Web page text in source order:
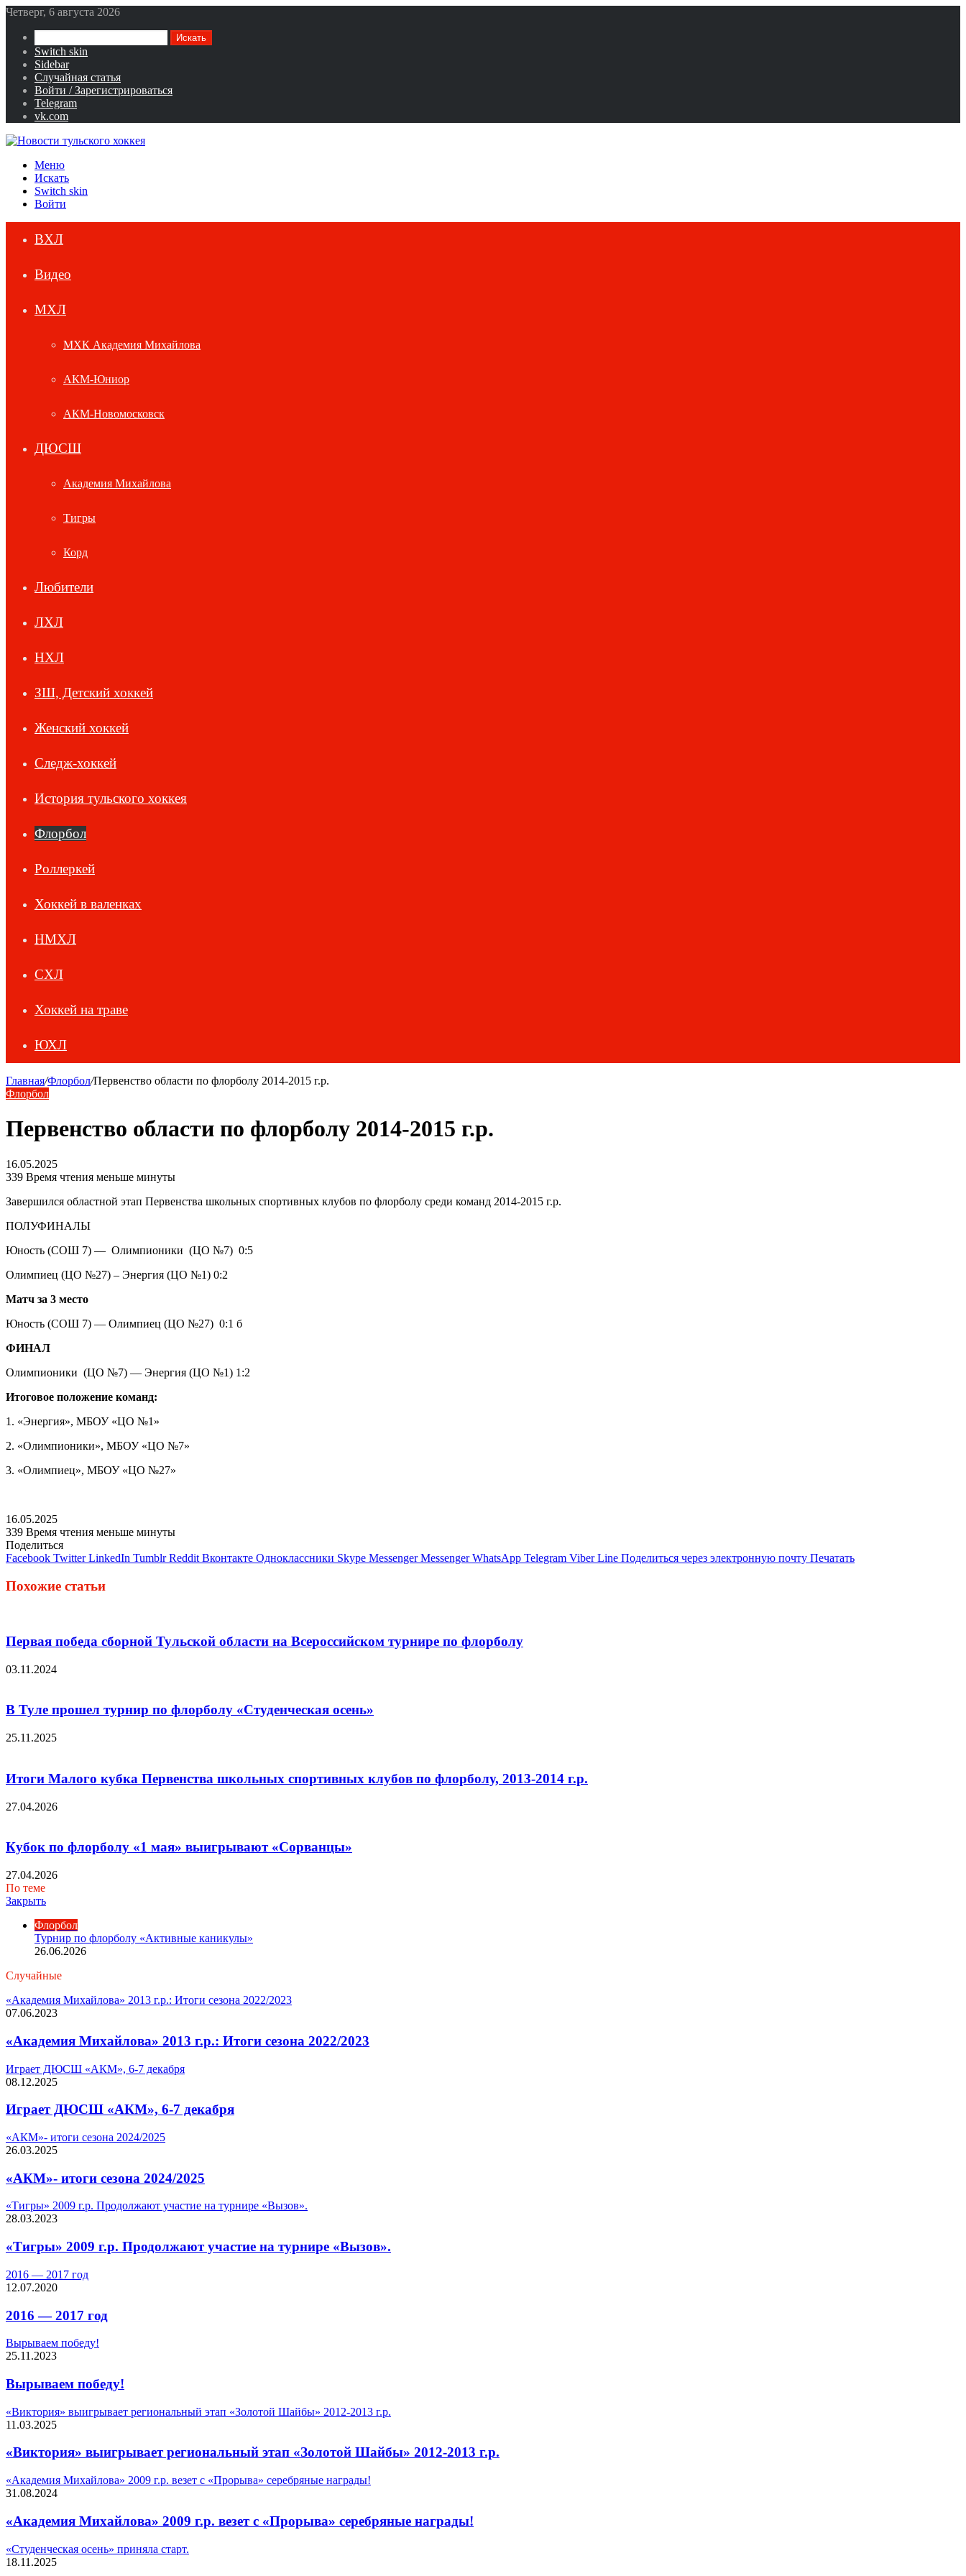
Четверг, 6 августа 2026
Искать
Switch skin
Sidebar
Случайная статья
Войти / Зарегистрироваться
Telegram
vk.com
Меню
Искать
Switch skin
Войти
ВХЛ
Видео
МХЛ
МХК Академия Михайлова
АКМ-Юниор
АКМ-Новомосковск
ДЮСШ
Академия Михайлова
Тигры
Корд
Любители
ЛХЛ
НХЛ
ЗШ, Детский хоккей
Женский хоккей
Следж-хоккей
История тульского хоккея
Флорбол
Роллеркей
Хоккей в валенках
НМХЛ
СХЛ
Хоккей на траве
ЮХЛ
Главная/Флорбол/Первенство области по флорболу 2014-2015 г.р.
Флорбол
Первенство области по флорболу 2014-2015 г.р.
16.05.2025
339 Время чтения меньше минуты
Завершился областной этап Первенства школьных спортивных клубов по флорболу среди команд 2014-2015 г.р.
ПОЛУФИНАЛЫ
Юность (СОШ 7) — Олимпионики (ЦО №7) 0:5
Олимпиец (ЦО №27) – Энергия (ЦО №1) 0:2
Матч за 3 место
Юность (СОШ 7) — Олимпиец (ЦО №27) 0:1 б
ФИНАЛ
Олимпионики (ЦО №7) — Энергия (ЦО №1) 1:2
Итоговое положение команд:
1. «Энергия», МБОУ «ЦО №1»
2. «Олимпионики», МБОУ «ЦО №7»
3. «Олимпиец», МБОУ «ЦО №27»
16.05.2025
339 Время чтения меньше минуты
Поделиться
Facebook Twitter LinkedIn Tumblr Reddit Вконтакте Одноклассники Skype Messenger Messenger WhatsApp Telegram Viber Line Поделиться через электронную почту Печатать
Похожие статьи
Первая победа сборной Тульской области на Всероссийском турнире по флорболу
03.11.2024
В Туле прошел турнир по флорболу «Студенческая осень»
25.11.2025
Итоги Малого кубка Первенства школьных спортивных клубов по флорболу, 2013-2014 г.р.
27.04.2026
Кубок по флорболу «1 мая» выигрывают «Сорванцы»
27.04.2026
По теме
Закрыть
Флорбол
Турнир по флорболу «Активные каникулы»
26.06.2026
Случайные
«Академия Михайлова» 2013 г.р.: Итоги сезона 2022/2023
07.06.2023
«Академия Михайлова» 2013 г.р.: Итоги сезона 2022/2023
Играет ДЮСШ «АКМ», 6-7 декабря
08.12.2025
Играет ДЮСШ «АКМ», 6-7 декабря
«АКМ»- итоги сезона 2024/2025
26.03.2025
«АКМ»- итоги сезона 2024/2025
«Тигры» 2009 г.р. Продолжают участие на турнире «Вызов».
28.03.2023
«Тигры» 2009 г.р. Продолжают участие на турнире «Вызов».
2016 — 2017 год
12.07.2020
2016 — 2017 год
Вырываем победу!
25.11.2023
Вырываем победу!
«Виктория» выигрывает региональный этап «Золотой Шайбы» 2012-2013 г.р.
11.03.2025
«Виктория» выигрывает региональный этап «Золотой Шайбы» 2012-2013 г.р.
«Академия Михайлова» 2009 г.р. везет с «Прорыва» серебряные награды!
31.08.2024
«Академия Михайлова» 2009 г.р. везет с «Прорыва» серебряные награды!
«Студенческая осень» приняла старт.
18.11.2025